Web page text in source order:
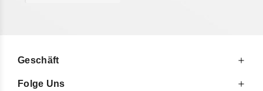
Geschäft
Folge Uns